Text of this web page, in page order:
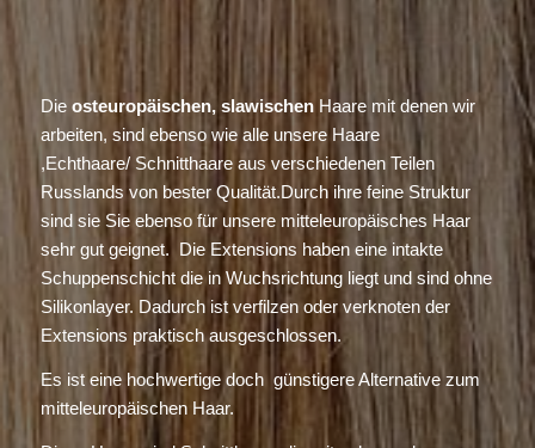
Die osteuropäischen, slawischenHaare mit denen wir
arbeiten, sind ebenso wie alle unsere Haare
,Echthaare/ Schnitthaare aus verschiedenen Teilen
Russlands von bester Qualität.Durch ihre feine Struktur
sind sie Sie ebenso für unsere mitteleuropäisches Haar
sehr gut geignet. Die Extensions haben eine intakte
Schuppenschicht die in Wuchsrichtung liegt und sind ohne
Silikonlayer. Dadurch ist verfilzen oder verknoten der
Extensions praktisch ausgeschlossen.
Es ist eine hochwertige doch günstigere Alternative zum
mitteleuropäischen Haar.